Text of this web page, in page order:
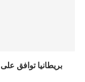
بريطانيا توافق